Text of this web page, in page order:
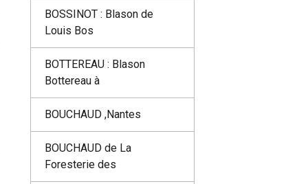
BOSSINOT : Blason de
Louis Bos
BOTTEREAU : Blason
Bottereau à
BOUCHAUD ,Nantes
BOUCHAUD de La
Foresterie des